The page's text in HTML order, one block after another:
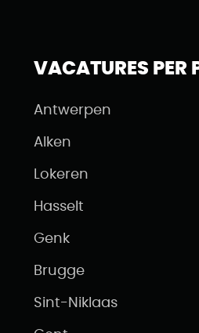
VACATURES PER
Antwerpen
Alken
Lokeren
Hasselt
Genk
Brugge
Sint-Niklaas